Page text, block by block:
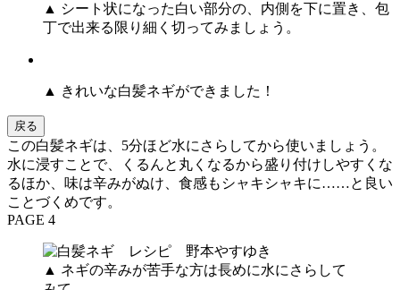
▲ シート状になった白い部分の、内側を下に置き、包
丁で出来る限り細く切ってみましょう。
▲ きれいな白髪ネギができました！
戻る
この白髪ネギは、5分ほど水にさらしてから使いましょう。
水に浸すことで、くるんと丸くなるから盛り付けしやすくな
るほか、味は辛みがぬけ、食感もシャキシャキに……と良い
ことづくめです。
PAGE 4
▲ ネギの辛みが苦手な方は長めに水にさらして